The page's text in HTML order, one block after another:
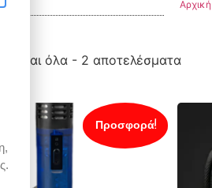
όλα - 2 αποτελέσματα
Προσφορά!